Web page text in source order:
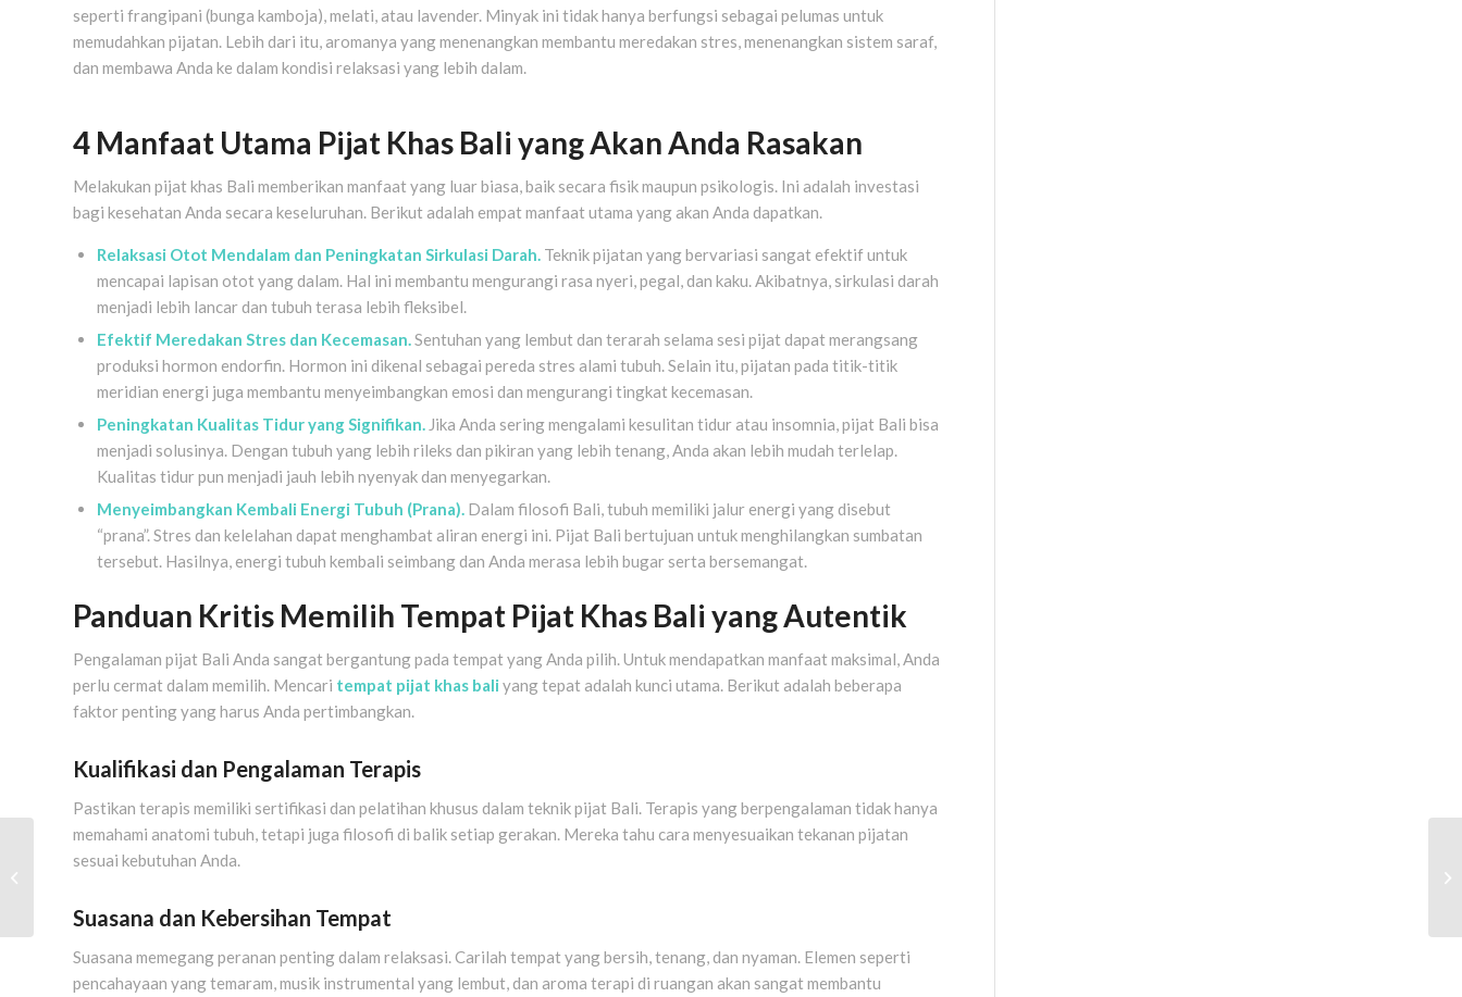
seperti frangipani (bunga kamboja), melati, atau lavender. Minyak ini tidak hanya berfungsi sebagai pelumas untuk
memudahkan pijatan. Lebih dari itu, aromanya yang menenangkan membantu meredakan stres, menenangkan sistem saraf,
dan membawa Anda ke dalam kondisi relaksasi yang lebih dalam.
4 Manfaat Utama Pijat Khas Bali yang Akan Anda Rasakan
Melakukan pijat khas Bali memberikan manfaat yang luar biasa, baik secara fisik maupun psikologis. Ini adalah investasi
bagi kesehatan Anda secara keseluruhan. Berikut adalah empat manfaat utama yang akan Anda dapatkan.
Relaksasi Otot Mendalam dan Peningkatan Sirkulasi Darah. Teknik pijatan yang bervariasi sangat efektif untuk
mencapai lapisan otot yang dalam. Hal ini membantu mengurangi rasa nyeri, pegal, dan kaku. Akibatnya, sirkulasi darah
menjadi lebih lancar dan tubuh terasa lebih fleksibel.
Efektif Meredakan Stres dan Kecemasan.Sentuhan yang lembut dan terarah selama sesi pijat dapat merangsang
produksi hormon endorfin. Hormon ini dikenal sebagai pereda stres alami tubuh. Selain itu, pijatan pada titik-titik
meridian energi juga membantu menyeimbangkan emosi dan mengurangi tingkat kecemasan.
Peningkatan Kualitas Tidur yang Signifikan. Jika Anda sering mengalami kesulitan tidur atau insomnia, pijat Bali bisa
menjadi solusinya. Dengan tubuh yang lebih rileks dan pikiran yang lebih tenang, Anda akan lebih mudah terlelap.
Kualitas tidur pun menjadi jauh lebih nyenyak dan menyegarkan.
Menyeimbangkan Kembali Energi Tubuh (Prana). Dalam filosofi Bali, tubuh memiliki jalur energi yang disebut
“prana”. Stres dan kelelahan dapat menghambat aliran energi ini. Pijat Bali bertujuan untuk menghilangkan sumbatan
tersebut. Hasilnya, energi tubuh kembali seimbang dan Anda merasa lebih bugar serta bersemangat.
Panduan Kritis Memilih Tempat Pijat Khas Bali yang Autentik
Pengalaman pijat Bali Anda sangat bergantung pada tempat yang Anda pilih. Untuk mendapatkan manfaat maksimal, Anda
perlu cermat dalam memilih. Mencari tempat pijat khas bali yang tepat adalah kunci utama. Berikut adalah beberapa
faktor penting yang harus Anda pertimbangkan.
Kualifikasi dan Pengalaman Terapis
Pastikan terapis memiliki sertifikasi dan pelatihan khusus dalam teknik pijat Bali. Terapis yang berpengalaman tidak hanya
memahami anatomi tubuh, tetapi juga filosofi di balik setiap gerakan. Mereka tahu cara menyesuaikan tekanan pijatan
sesuai kebutuhan Anda.
Suasana dan Kebersihan Tempat
Suasana memegang peranan penting dalam relaksasi. Carilah tempat yang bersih, tenang, dan nyaman. Elemen seperti
pencahayaan yang temaram, musik instrumental yang lembut, dan aroma terapi di ruangan akan sangat membantu
Pijat Urut Tradisional
Manjur: Solusi Ampuh
Saraf K...